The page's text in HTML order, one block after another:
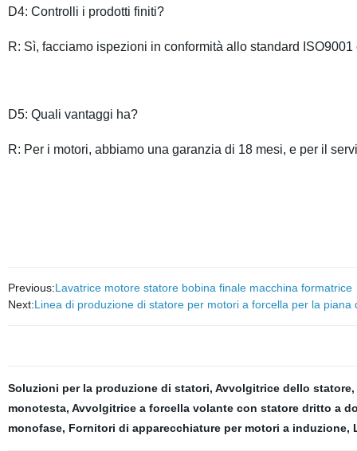
D4: Controlli i prodotti finiti?
R: Sì, facciamo ispezioni in conformità allo standard
D5: Quali vantaggi ha?
R: Per i motori, abbiamo una garanzia di 18 mesi, e per il
Previous:Lavatrice motore statore bobina finale macchina formatrice
Next:Linea di produzione di statore per motori a forcella per la
Soluzioni per la produzione di statori, Avvolgitrice dello statore,
monotesta, Avvolgitrice a forcella volante con statore dritto a
monofase, Fornitori di apparecchiature per motori a induzione,